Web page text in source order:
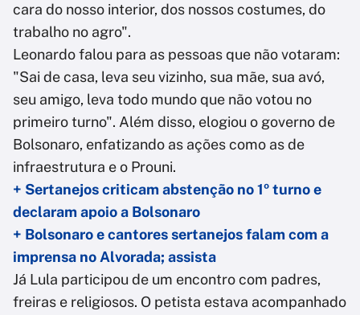
cara do nosso interior, dos nossos costumes, do
trabalho no agro".
Leonardo falou para as pessoas que não votaram:
"Sai de casa, leva seu vizinho, sua mãe, sua avó,
seu amigo, leva todo mundo que não votou no
primeiro turno". Além disso, elogiou o governo de
Bolsonaro, enfatizando as ações como as de
infraestrutura e o Prouni.
+ Sertanejos criticam abstenção no 1º turno e
declaram apoio a Bolsonaro
+ Bolsonaro e cantores sertanejos falam com a
imprensa no Alvorada; assista
Já Lula participou de um encontro com padres,
freiras e religiosos. O petista estava acompanhado